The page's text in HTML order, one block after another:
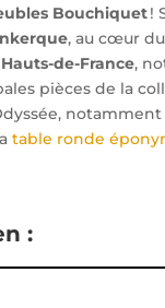
Bouchiquet!
, au cœur
Hauts-de-France,
pièces de la
notamment
table ronde
: